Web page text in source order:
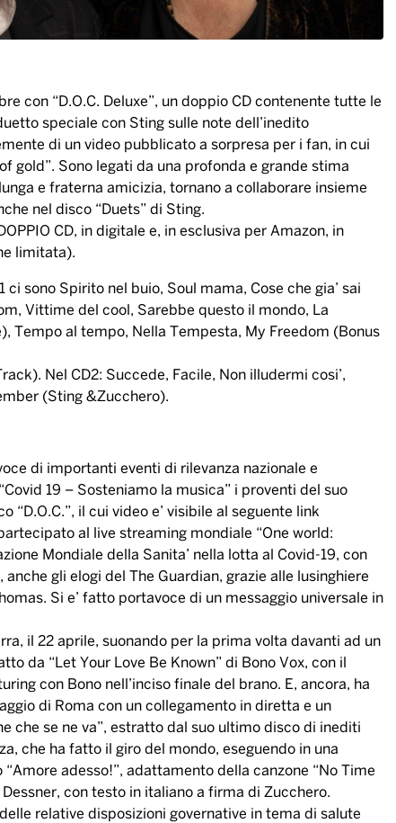
con “D.O.C. Deluxe”, un doppio CD contenente tutte le
speciale con Sting sulle note dell’inedito
di un video pubblicato a sorpresa per i fan, in cui
gold”. Sono legati da una profonda e grande stima
e fraterna amicizia, tornano a collaborare insieme
nel disco “Duets” di Sting.
CD, in digitale e, in esclusiva per Amazon, in
limitata).
ci sono Spirito nel buio, Soul mama, Cose che gia’ sai
Vittime del cool, Sarebbe questo il mondo, La
Tempo al tempo, Nella Tempesta, My Freedom (Bonus
Nel CD2: Succede, Facile, Non illudermi cosi’,
(Sting &Zucchero).
di importanti eventi di rilevanza nazionale e
19 – Sosteniamo la musica” i proventi del suo
“D.O.C.”, il cui video e’ visibile al seguente link
al live streaming mondiale “One world:
Mondiale della Sanita’ nella lotta al Covid-19, con
gli elogi del The Guardian, grazie alle lusinghiere
Si e’ fatto portavoce di un messaggio universale in
il 22 aprile, suonando per la prima volta davanti ad un
da “Let Your Love Be Known” di Bono Vox, con il
con Bono nell’inciso finale del brano. E, ancora, ha
di Roma con un collegamento in diretta e un
che se ne va”, estratto dal suo ultimo disco di inediti
che ha fatto il giro del mondo, eseguendo in una
adesso!”, adattamento della canzone “No Time
con testo in italiano a firma di Zucchero.
relative disposizioni governative in tema di salute